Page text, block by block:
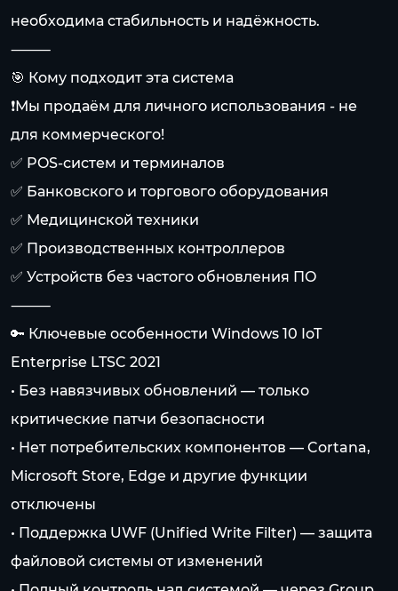
необходима стабильность и надёжность.
⸻
🎯 Кому подходит эта система
❗️Мы продаём для личного использования - не
для коммерческого!
✅ POS-систем и терминалов
✅ Банковского и торгового оборудования
✅ Медицинской техники
✅ Производственных контроллеров
✅ Устройств без частого обновления ПО
⸻
🔑 Ключевые особенности Windows 10 IoT
Enterprise LTSC 2021
• Без навязчивых обновлений — только
критические патчи безопасности
• Нет потребительских компонентов — Cortana,
Microsoft Store, Edge и другие функции
отключены
• Поддержка UWF (Unified Write Filter) — защита
файловой системы от изменений